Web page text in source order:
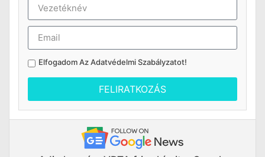
Elfogadom AzAdatvédelmi Szabályzatot!
FELIRATKOZÁS